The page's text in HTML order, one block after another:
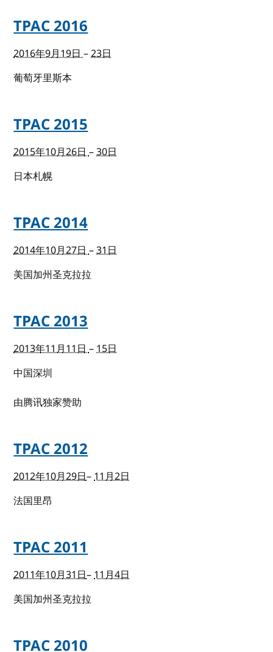
TPAC 2016
2016年9月19日–23日
葡萄牙里斯本
TPAC 2015
2015年10月26日–30日
日本札幌
TPAC 2014
2014年10月27日–31日
美国加州圣克拉拉
TPAC 2013
2013年11月11日–15日
中国深圳
由腾讯独家赞助
TPAC 2012
2012年10月29日–11月2日
法国里昂
TPAC 2011
2011年10月31日–11月4日
美国加州圣克拉拉
TPAC 2010